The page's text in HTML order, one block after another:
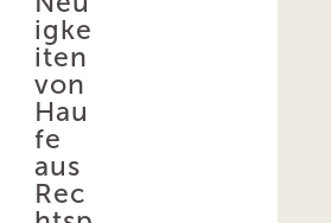
igke
iten
von
Hau
fe
aus
Rec